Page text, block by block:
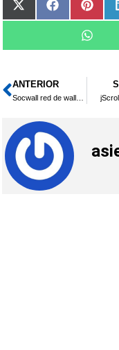
Compartir
en
X
(Twitter)
Compartir
en
Facebook
en
en
Ant
ANTERIOR
Socwall red de wallpapers